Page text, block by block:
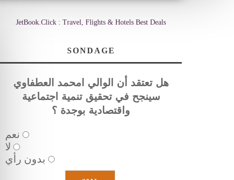
JetBook.Click : Travel, Flights & Hotels Best Deals
SONDAGE
هل تعتقد أن الوالي امحمد العطفاوي
سينجح في تحقيق تنمية اجتماعية
واقتصادية بوجدة ؟
نعم
لا
بدون رأي